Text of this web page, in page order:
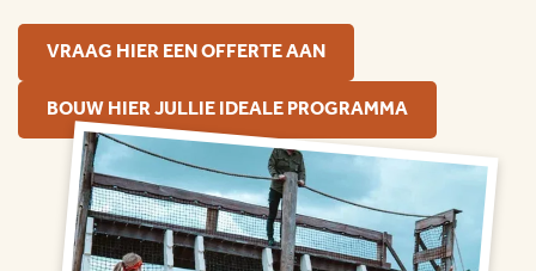
VRAAG HIER EEN OFFERTE AAN
BOUW HIER JULLIE IDEALE PROGRAMMA